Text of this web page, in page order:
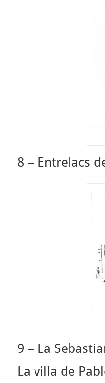
8 – Entrelacs
9 – La
La villa de